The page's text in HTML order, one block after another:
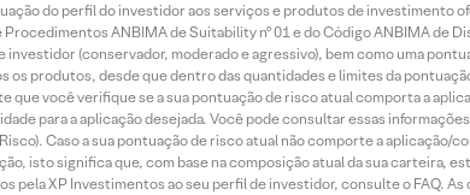
do perfil do investidor aos serviços e produtos de
Procedimentos ANBIMA de Suitability nº 01 e do Código ANBIMA
investidor (conservador, moderado e agressivo), bem como uma
os produtos, desde que dentro das quantidades e limites da
que você verifique se a sua pontuação de risco atual comporta a
para a aplicação desejada. Você pode consultar essas
Caso a sua pontuação de risco atual não comporte a
isto significa que, com base na composição atual da sua carteira,
pela XP Investimentos ao seu perfil de investidor, consulte o FAQ.